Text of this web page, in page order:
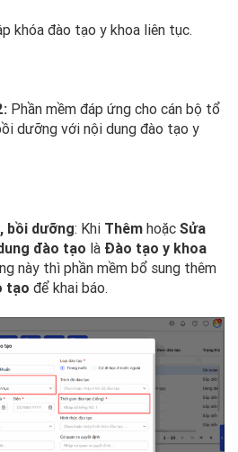
khóa đào tạo y khoa liên tục.
Phần mềm đáp ứng cho cán bộ tổ
dưỡng với nội dung đào tạo y
bồi dưỡng: Khi Thêm hoặc Sửa
đào tạo là Đào tạo y khoa
này thì phần mềm bổ sung thêm
tạo để khai báo.